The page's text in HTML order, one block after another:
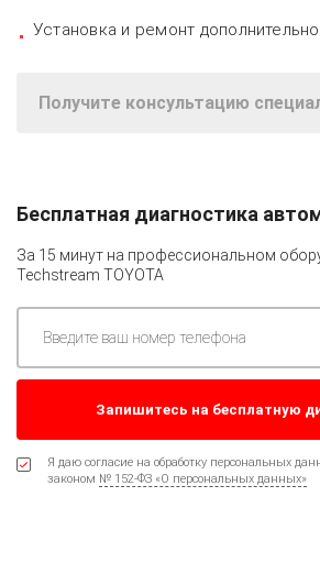
Установка и ремонт
Получите консультацию
Бесплатная диагностика
За 15 минут на профессиональном
Techstream TOYOTA
Я даю согласие на обработку персональных
законом № 152-ФЗ «О персональных данных»